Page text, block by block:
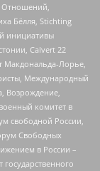
Отношений,
Бёлля, Stichting
инициативы
Calvert 22
Макдональда-Лорье,
Международный
Возрождение,
комитет в
свободной России,
Свободных
в России –